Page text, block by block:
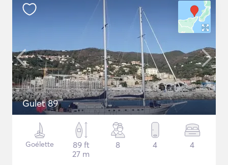
Gulet 89
Goélette
89 ft
27 m
8 4 4